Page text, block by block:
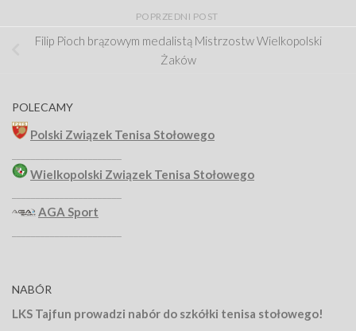
POPRZEDNI POST
Filip Pioch brązowym medalistą Mistrzostw Wielkopolski
Żaków
POLECAMY
Polski Związek Tenisa Stołowego
Wielkopolski Związek Tenisa Stołowego
AGA Sport
NABÓR
LKS Tajfun prowadzi nabór do szkółki tenisa stołowego!